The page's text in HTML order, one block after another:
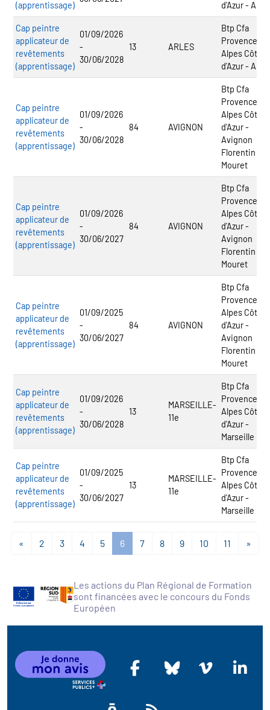
(apprentissage) d'Azur - Arles
Cap peintre
applicateur de
revêtements
(apprentissage)
01/09/2026
-
30/06/2028
13 ARLES
Btp Cfa
Provence
Alpes Côte
d'Azur - Arles
Cap peintre
applicateur de
revêtements
(apprentissage)
01/09/2026
-
30/06/2028
84 AVIGNON
Btp Cfa
Provence
Alpes Côte
d'Azur -
Avignon
Florentin
Mouret
Cap peintre
applicateur de
revêtements
(apprentissage)
01/09/2026
-
30/06/2027
84 AVIGNON
Btp Cfa
Provence
Alpes Côte
d'Azur -
Avignon
Florentin
Mouret
Cap peintre
applicateur de
revêtements
(apprentissage)
01/09/2025
-
30/06/2027
84 AVIGNON
Btp Cfa
Provence
Alpes Côte
d'Azur -
Avignon
Florentin
Mouret
Cap peintre
applicateur de
revêtements
(apprentissage)
01/09/2026
-
30/06/2028
13
MARSEILLE-
11e
Btp Cfa
Provence
Alpes Côte
d'Azur -
Marseille
Cap peintre
applicateur de
revêtements
(apprentissage)
01/09/2025
-
30/06/2027
13
MARSEILLE-
11e
Btp Cfa
Provence
Alpes Côte
d'Azur -
Marseille
« 2 3 4 5 6 7 8 9 10 11 »
Les actions du Plan Régional de Formation
sont financées avec le concours du Fonds
Européen